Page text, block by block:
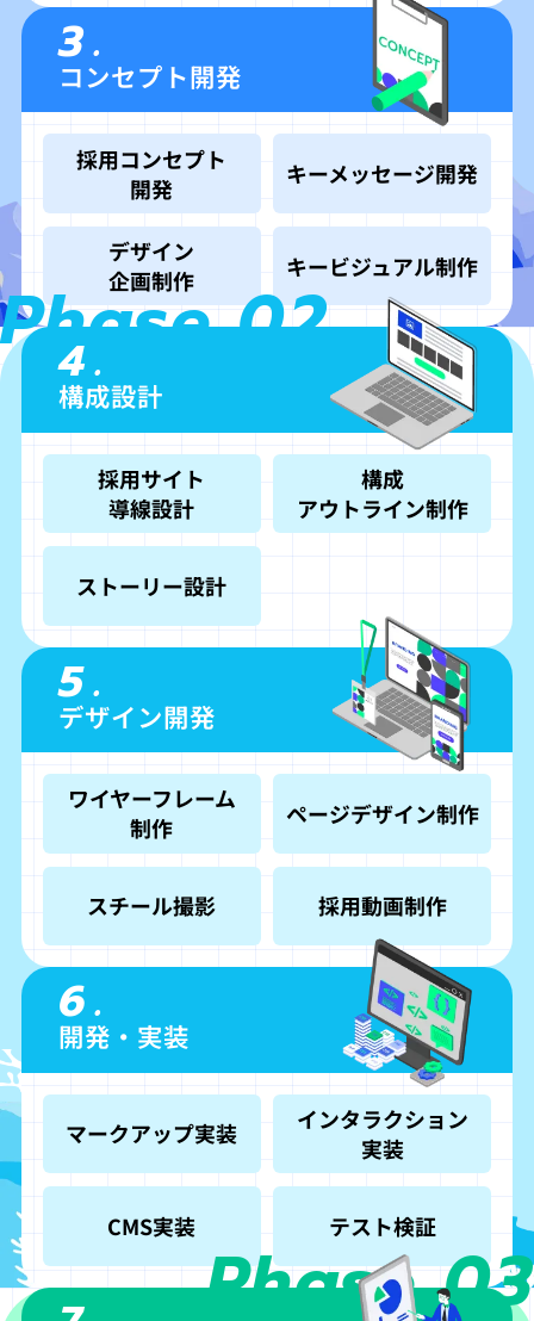
3.
コンセプト開発
採用コンセプト
開発
キーメッセージ開発
デザイン
企画制作
キービジュアル制作
Phase 02
4.
構成設計
採用サイト
導線設計
構成
アウトライン制作
ストーリー設計
5.
デザイン開発
ワイヤーフレーム
制作
ページデザイン制作
スチール撮影 採用動画制作
6.
開発・実装
マークアップ実装
インタラクション
実装
CMS実装 テスト検証
Phase 03